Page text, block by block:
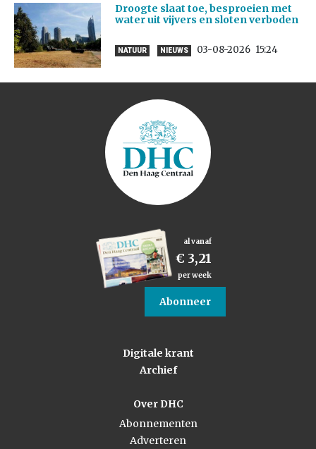
Droogte slaat toe, besproeien met
water uit vijvers en sloten verboden
NATUUR NIEUWS 03-08-2026 15:24
al vanaf
€ 3,21
per week
Abonneer
Digitale krant
Archief
Over DHC
Abonnementen
Adverteren